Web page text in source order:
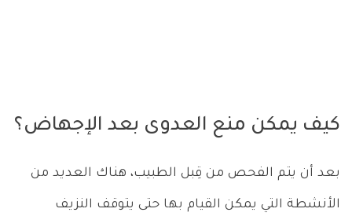
كيف يمكن منع العدوى بعد الإجهاض؟
بعد أن يتم الفحص من قِبل الطبيب، هناك العديد من
الأنشطة التي يمكن القيام بها حتى يتوقف النزيف